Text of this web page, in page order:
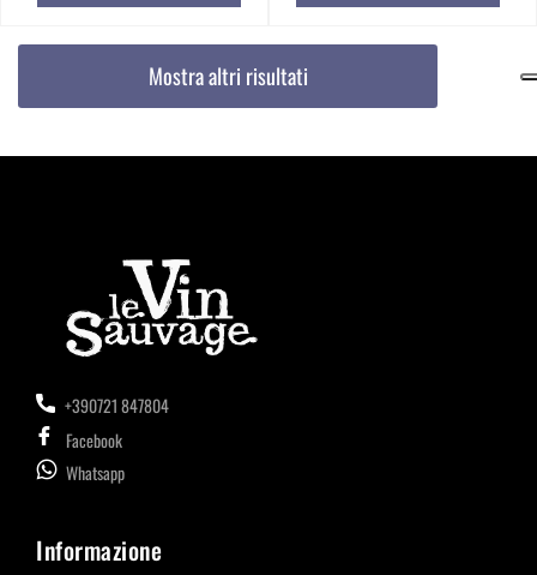
Mostra altri risultati
+390721 847804
Facebook
Whatsapp
Informazione